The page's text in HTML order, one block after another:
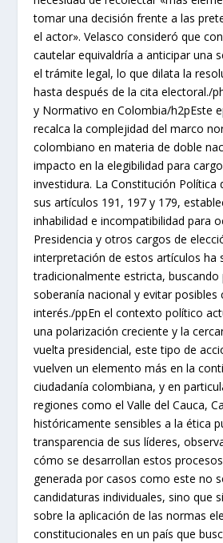
tomar una decisión frente a las
el actor». Velasco consideró que
cautelar equivaldría a anticipar una
el trámite legal, lo que dilata la
hasta después de la cita electoral./
y Normativo en Colombia/h2pEste
recalca la complejidad del marco
colombiano en materia de doble
impacto en la elegibilidad para
investidura. La Constitución Política
sus artículos 191, 197 y 179,
inhabilidad e incompatibilidad para
Presidencia y otros cargos de
interpretación de estos artículos ha
tradicionalmente estricta, buscando
soberanía nacional y evitar posibles
interés./ppEn el contexto político
una polarización creciente y la
vuelta presidencial, este tipo de
vuelven un elemento más en la
ciudadanía colombiana, y en
regiones como el Valle del Cauca,
históricamente sensibles a la ética
transparencia de sus líderes,
cómo se desarrollan estos
generada por casos como este no
candidaturas individuales, sino que
sobre la aplicación de las normas
constitucionales en un país que